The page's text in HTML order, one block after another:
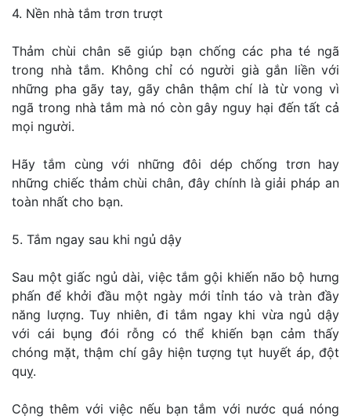
4. Nền nhà tắm trơn trượt
Thảm chùi chân sẽ giúp bạn chống các pha té ngã
trong nhà tắm. Không chỉ có người già gắn liền với
những pha gãy tay, gãy chân thậm chí là từ vong vì
ngã trong nhà tắm mà nó còn gây nguy hại đến tất cả
mọi người.
Hãy tắm cùng với những đôi dép chống trơn hay
những chiếc thảm chùi chân, đây chính là giải pháp an
toàn nhất cho bạn.
5. Tắm ngay sau khi ngủ dậy
Sau một giấc ngủ dài, việc tắm gội khiến não bộ hưng
phấn để khởi đầu một ngày mới tỉnh táo và tràn đầy
năng lượng. Tuy nhiên, đi tắm ngay khi vừa ngủ dậy
với cái bụng đói rỗng có thể khiến bạn cảm thấy
chóng mặt, thậm chí gây hiện tượng tụt huyết áp, đột
quỵ.
Cộng thêm với việc nếu bạn tắm với nước quá nóng